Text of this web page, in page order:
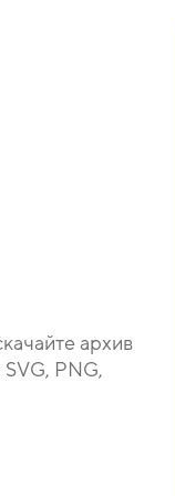
архив
PNG,